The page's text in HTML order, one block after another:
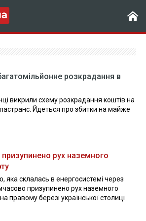
розкрадання в
викрили схему розкрадання коштів на
Йдеться про збитки на майже
рух наземного
яка склалась в енергосистемі через
призупинено рух наземного
правому березі української столиці